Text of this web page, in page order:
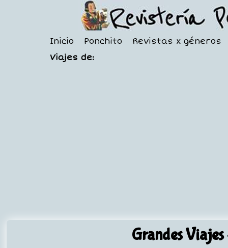
Inicio Ponchito
Revistas x géneros
Viajes de:
Grandes Viajes